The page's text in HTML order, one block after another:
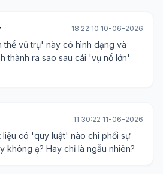
18:22:10 10-06-2026
thể vũ trụ' này có hình dạng và
thành ra sao sau cái 'vụ nổ lớn'
11:30:22 11-06-2026
liệu có 'quy luật' nào chi phối sự
không ạ? Hay chỉ là ngẫu nhiên?